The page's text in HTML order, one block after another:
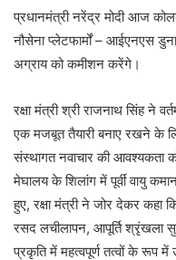
प्रधानमंत्री नरेंद्र मोदी आज
नौसेना प्लेटफार्मों – आईएनएस
अग्राय को कमीशन करेंगे।
रक्षा मंत्री श्री राजनाथ सिंह ने
एक मजबूत तैयारी बनाए रखने के
संस्थागत नवाचार की
मेघालय के शिलांग में पूर्वी वायु
हुए, रक्षा मंत्री ने जोर देकर कहा
रसद लचीलापन, आपूर्ति श्रृंखला
प्रकृति में महत्वपूर्ण तत्वों के रूप में